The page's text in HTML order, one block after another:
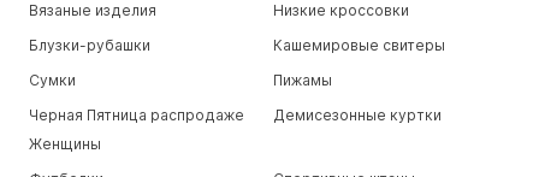
Вязаные изделия
Низкие кроссовки
Блузки-рубашки
Кашемировые свитеры
Сумки
Пижамы
Черная Пятница распродаже
Женщины
Демисезонные куртки